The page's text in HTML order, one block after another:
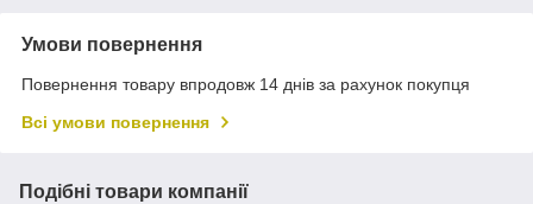
Умови повернення
Повернення товару впродовж 14 днів за рахунок покупця
Всі умови повернення
Подібні товари компанії